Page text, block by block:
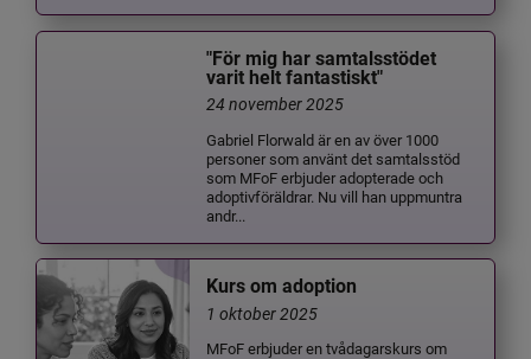
"För mig har samtalsstödet
varit helt fantastiskt"
24 november 2025
Gabriel Florwald är en av över 1000
personer som använt det samtalsstöd
som MFoF erbjuder adopterade och
adoptivföräldrar. Nu vill han uppmuntra
andr...
Kurs om adoption
1 oktober 2025
MFoF erbjuder en tvådagarskurs om